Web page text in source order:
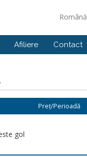
Română
Afiliere Contact
Preț/Perioadă
gol